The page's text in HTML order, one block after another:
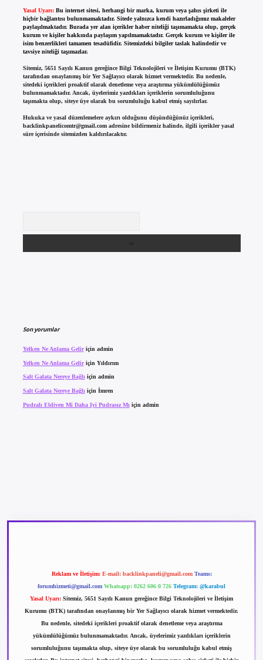
Yasal Uyarı: Bu internet sitesi, herhangi bir marka, kurum veya şahıs şirketi ile
hiçbir bağlantısı bulunmamaktadır. Sitede yalnızca kendi hazırladığımız makaleler
paylaşılmaktadır. Burada yer alan içerikler haber niteliği taşımamakta olup, gerçek
kurum ve kişiler hakkında paylaşım yapılmamaktadır. Gerçek kurum ve kişiler ile
isim benzerlikleri tamamen tesadüfidir. Sitemizdeki bilgiler taslak halindedir ve
tavsiye niteliği taşımazlar.
Sitemiz, 5651 Sayılı Kanun gereğince Bilgi Teknolojileri ve İletişim Kurumu (BTK)
tarafından onaylanmış bir Yer Sağlayıcı olarak hizmet vermektedir. Bu nedenle,
sitedeki içerikleri proaktif olarak denetleme veya araştırma yükümlülüğümüz
bulunmamaktadır. Ancak, üyelerimiz yazdıkları içeriklerin sorumluluğunu
taşımakta olup, siteye üye olarak bu sorumluluğu kabul etmiş sayılırlar.
Hukuka ve yasal düzenlemelere aykırı olduğunu düşündüğünüz içerikleri,
backlinkpanelicomtr@gmail.comadresine bildirmeniz halinde, ilgili içerikler yasal
süre içerisinde sitemizden kaldırılacaktır.
Son yorumlar
Yelken Ne Anlama Geliriçin admin
Yelken Ne Anlama Geliriçin Yıldırım
Salt Galata Nereye Bağlıiçin admin
Salt Galata Nereye Bağlı için İmren
Pudralı Eldiven Mi Daha Iyi Pudrasız Mı için admin
Reklam ve İletişim: E-mail: backlinkpaneli@gmail.com Teams:
forumhizmeti@gmail.com Whatsapp: 0262 606 0 726 Telegram: @karabul
Yasal Uyarı: Sitemiz, 5651 Sayılı Kanun gereğince Bilgi Teknolojileri ve İletişim
Kurumu (BTK) tarafından onaylanmış bir Yer Sağlayıcı olarak hizmet vermektedir.
Bu nedenle, sitedeki içerikleri proaktif olarak denetleme veya araştırma
yükümlülüğümüz bulunmamaktadır. Ancak, üyelerimiz yazdıkları içeriklerin
sorumluluğunu taşımakta olup, siteye üye olarak bu sorumluluğu kabul etmiş